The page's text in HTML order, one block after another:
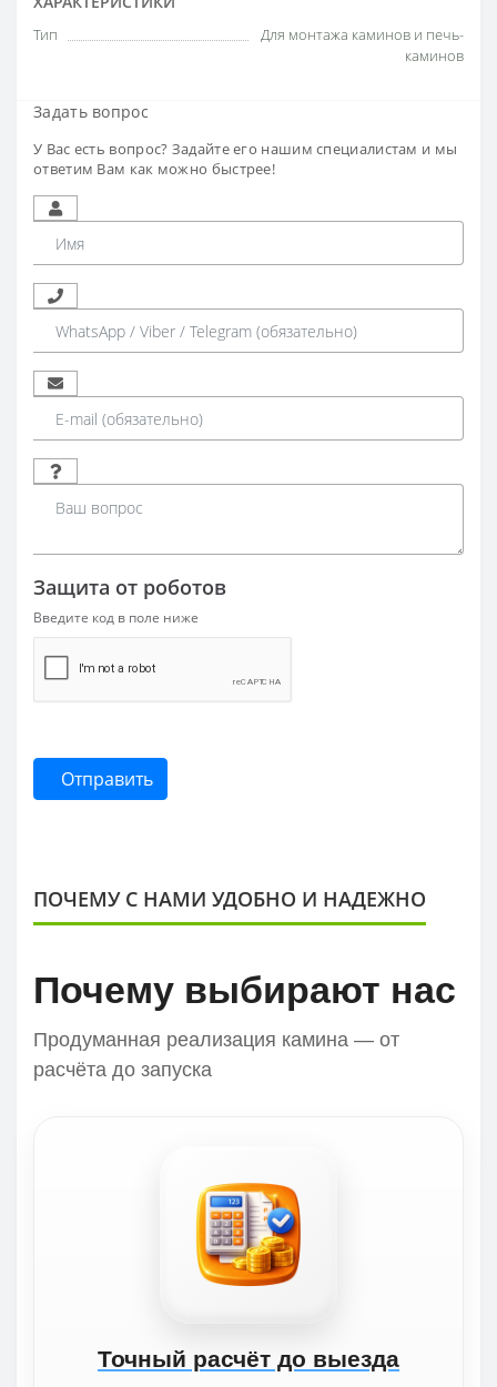
Тип
Для монтажа каминов и печь-
каминов
Задать вопрос
У Вас есть вопрос? Задайте его нашим специалистам и мы
ответим Вам как можно быстрее!
Защита от роботов
Введите код в поле ниже
Отправить
ПОЧЕМУ С НАМИ УДОБНО И НАДЕЖНО
Почему выбирают нас
Продуманная реализация камина — от
расчёта до запуска
Точный расчёт до выезда